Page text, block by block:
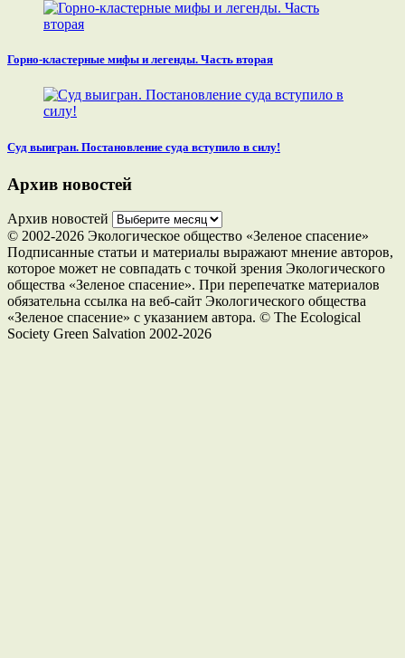
Горно-кластерные мифы и легенды. Часть вторая
Суд выигран. Постановление суда вступило в силу!
Архив новостей
Архив новостей
© 2002-2026 Экологическое общество «Зеленое спасение»
Подписанные статьи и материалы выражают мнение авторов,
которое может не совпадать с точкой зрения Экологического
общества «Зеленое спасение». При перепечатке материалов
обязательна ссылка на веб-сайт Экологического общества
«Зеленое спасение» с указанием автора. © The Ecological
Society Green Salvation 2002-2026